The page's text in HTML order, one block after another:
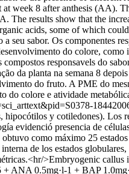
week 8 after anthesis (AA).
results show that the
acids, some of which
sabor. Os componentes
do colore,
responsavels do
da planta na semana 8
do fruto. A PME do
colore e atividade
hipocótilos y cotiledones).
evidenció presencia de
como máximo 25
de los estados
>Embryogenic
ANA 0.5mg·l-1 + BAP